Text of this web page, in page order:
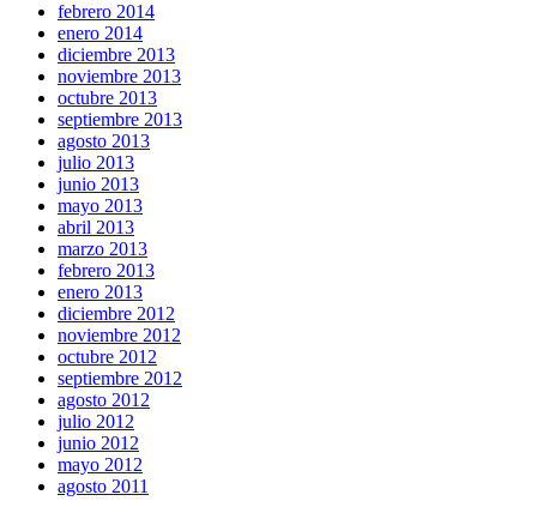
febrero 2014
enero 2014
diciembre 2013
noviembre 2013
octubre 2013
septiembre 2013
agosto 2013
julio 2013
junio 2013
mayo 2013
abril 2013
marzo 2013
febrero 2013
enero 2013
diciembre 2012
noviembre 2012
octubre 2012
septiembre 2012
agosto 2012
julio 2012
junio 2012
mayo 2012
agosto 2011